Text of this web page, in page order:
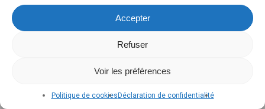
Accepter
Refuser
Voir les préférences
Politique de cookies Déclaration de confidentialité